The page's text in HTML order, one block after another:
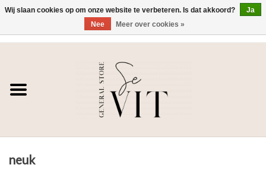
SE VIT
HEREN
neuk
Wij slaan cookies op om onze website te verbeteren. Is dat akkoord?
Ja
Nee
Meer over cookies »